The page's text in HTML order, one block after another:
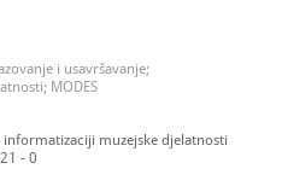
i usavršavanje;
MODES
informatizaciji muzejske djelatnosti
- 0